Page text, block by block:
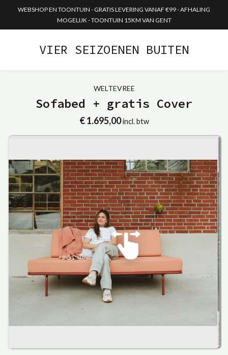
WEBSHOP EN TOONTUIN - GRATIS LEVERING VANAF €99 - AFHALING
MOGELIJK - TOONTUIN 15KM VAN GENT
VIER SEIZOENEN BUITEN
WELTEVREE
Sofabed + gratis Cover
€ 1.695,00incl. btw